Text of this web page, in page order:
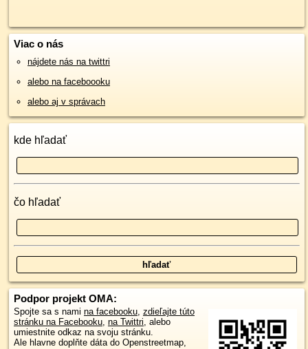
Viac o nás
nájdete nás na twittri
alebo na faceboooku
alebo aj v správach
kde hľadať
čo hľadať
Podpor projekt OMA:
Spojte sa s nami na facebooku, zdieľajte túto
stránku na Facebooku, na Twittri, alebo
umiestnite odkaz na svoju stránku.
Ale hlavne doplňte dáta do Openstreetmap,